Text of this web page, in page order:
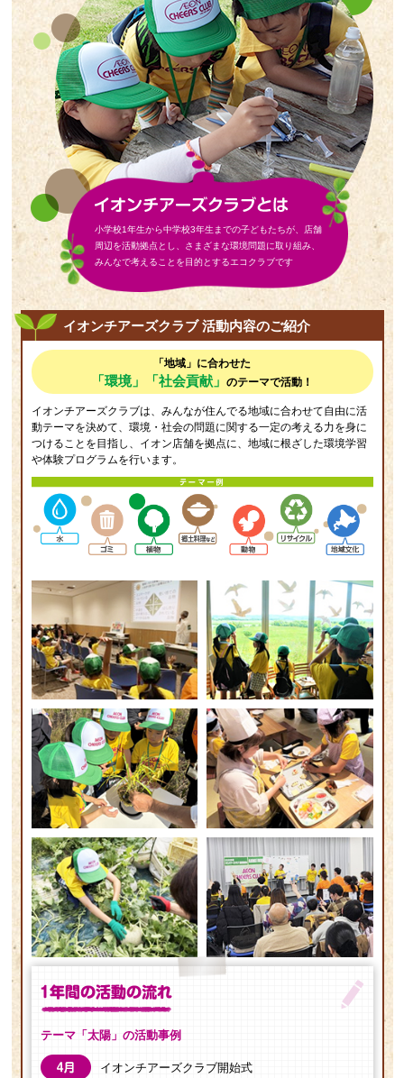
小学校1年生から中学校3年生までの子どもたちが、店舗
周辺を活動拠点とし、さまざまな環境問題に取り組み、
みんなで考えることを目的とするエコクラブです
イオンチアーズクラブ 活動内容のご紹介
「地域」に合わせた
「環境」「社会貢献」 のテーマで活動！
イオンチアーズクラブは、みんなが住んでる地域に合わせて自由に活
動テーマを決めて、環境・社会の問題に関する一定の考える力を身に
つけることを目指し、イオン店舗を拠点に、地域に根ざした環境学習
や体験プログラムを行います。
テーマ「太陽」の活動事例
イオンチアーズクラブ開始式